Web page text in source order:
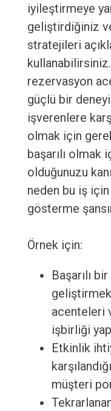
iyileştirmeye
geliştirdiğiniz
stratejileri
rezervasyon
güçlü bir
işverenlere
olmak için
başarılı olmak
olduğunuzu
neden bu iş
gösterme
Örnek için:
Başarılı
acenteleri
işbirliği
Etkinlik
müşteri